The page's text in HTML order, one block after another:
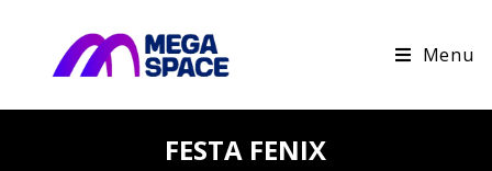
Menu
FESTA FENIX